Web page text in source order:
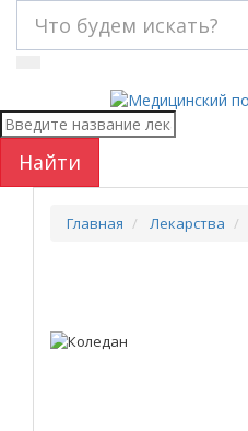
Найти
Главная Лекарства